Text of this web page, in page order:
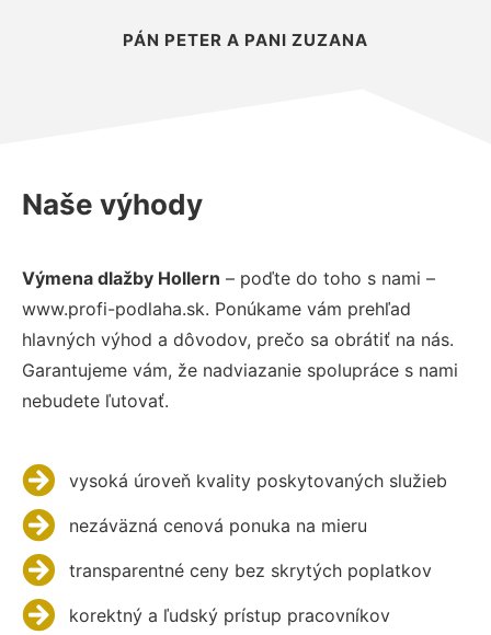
PÁN PETER A PANI ZUZANA
Naše výhody
Výmena dlažby Hollern – poďte do toho s nami –
www.profi-podlaha.sk. Ponúkame vám prehľad
hlavných výhod a dôvodov, prečo sa obrátiť na nás.
Garantujeme vám, že nadviazanie spolupráce s nami
nebudete ľutovať.
vysoká úroveň kvality poskytovaných služieb
nezáväzná cenová ponuka na mieru
transparentné ceny bez skrytých poplatkov
korektný a ľudský prístup pracovníkov